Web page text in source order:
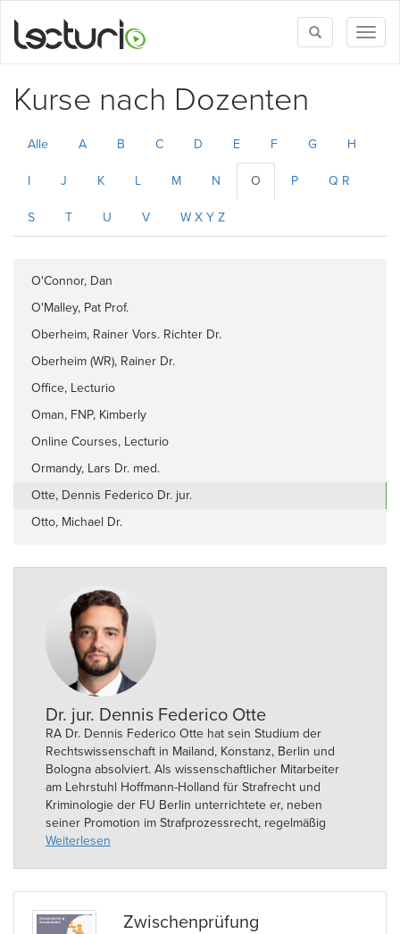
Toggle
search
Kurse nach Dozenten
Alle A B C D E F G H
I J K L M N O P Q R
S T U V W X Y Z
O'Connor, Dan
O'Malley, Pat Prof.
Oberheim, Rainer Vors. Richter Dr.
Oberheim (WR), Rainer Dr.
Office, Lecturio
Oman, FNP, Kimberly
Online Courses, Lecturio
Ormandy, Lars Dr. med.
Otte, Dennis Federico Dr. jur.
Otto, Michael Dr.
Dr. jur. Dennis Federico Otte
RA Dr. Dennis Federico Otte hat sein Studium der
Rechtswissenschaft in Mailand, Konstanz, Berlin und
Bologna absolviert. Als wissenschaftlicher Mitarbeiter
am Lehrstuhl Hoffmann-Holland für Strafrecht und
Kriminologie der FU Berlin unterrichtete er, neben
seiner Promotion im Strafprozessrecht, regelmäßig
Studenten und bereitete diese gezielt auf das
Weiterlesen
Zwischenprüfung